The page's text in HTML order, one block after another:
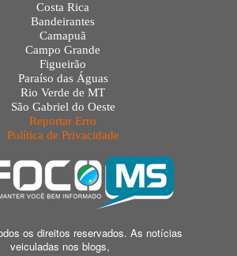
Costa Rica
Bandeirantes
Camapuã
Campo Grande
Figueirão
Paraíso das Águas
Rio Verde de MT
São Gabriel do Oeste
Reportar Erro
Política de Privacidade
os direitos reservados. As notícias
veiculadas nos blogs,